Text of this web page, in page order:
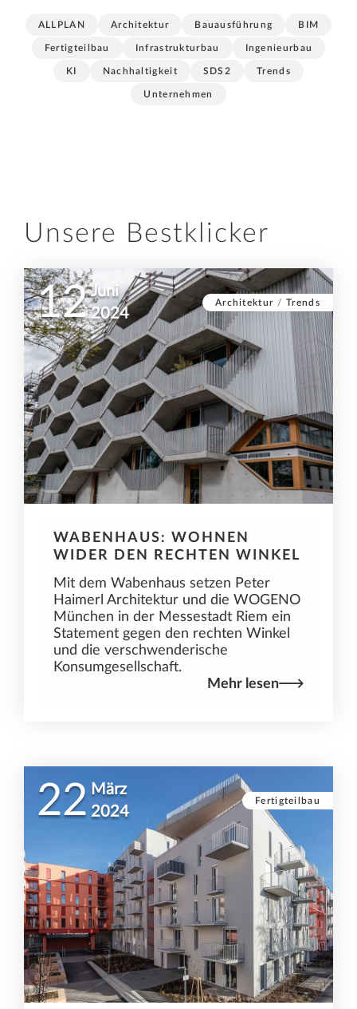
ALLPLAN Architektur Bauausführung BIM
Fertigteilbau Infrastrukturbau Ingenieurbau
KI Nachhaltigkeit SDS2 Trends
Unternehmen
Unsere Bestklicker
12 Juni
2024
Architektur /Trends
WABENHAUS: WOHNEN
WIDER DEN RECHTEN WINKEL
Mit dem Wabenhaus setzen Peter
Haimerl Architektur und die WOGENO
München in der Messestadt Riem ein
Statement gegen den rechten Winkel
und die verschwenderische
Konsumgesellschaft.
Mehr lesen
22 März
2024
Fertigteilbau